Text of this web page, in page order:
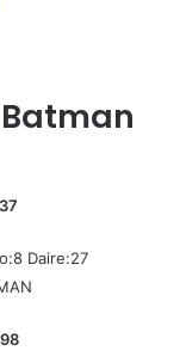
Batman
Daire:27